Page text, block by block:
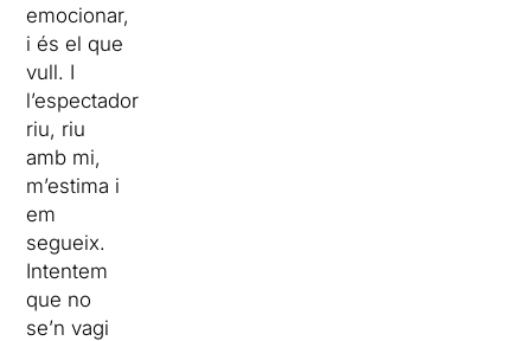
emocionar,
i és el que
vull. I
l’espectador
riu, riu
amb mi,
m’estima i
em
segueix.
Intentem
que no
se’n vagi